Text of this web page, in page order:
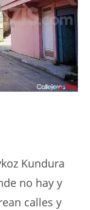
Kundura
no hay y
calles y